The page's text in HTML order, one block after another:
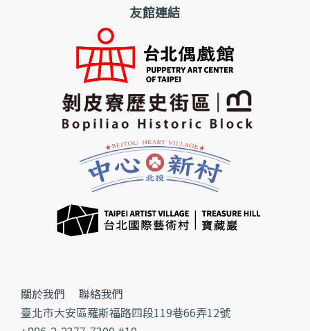
友館連結
關於我們
聯絡我們
臺北市大安區羅斯福路四段119巷66弄12號